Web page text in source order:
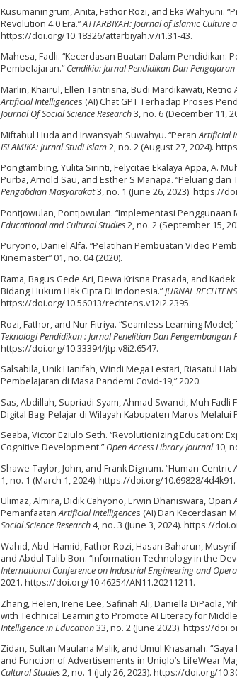
Kusumaningrum, Anita, Fathor Rozi, and Eka Wahyuni.
Revolution 4.0 Era.”ATTARBIYAH: Journal of Islamic Culture
https://doi.org/10.18326/attarbiyah.v7i1.31-43.
Mahesa, Fadli. “Kecerdasan Buatan Dalam Pendidikan:
Pembelajaran.”Cendikia: Jurnal Pendidikan Dan Pengajaran
Marlin, Khairul, Ellen Tantrisna, Budi Mardikawati,
Artificial Intelligences (AI) Chat GPT Terhadap Proses
Journal Of Social Science Research3, no. 6 (December 11,
Miftahul Huda and Irwansyah Suwahyu. “PeranArtificial
ISLAMIKA: Jurnal Studi Islam2, no. 2 (August 27, 2024).
Pongtambing, Yulita Sirinti, Felycitae Ekalaya Appa, A.
Purba, Arnold Sau, and Esther S Manapa. “Peluang
Pengabdian Masyarakat3, no. 1 (June 26, 2023). https://
Pontjowulan, Pontjowulan. “Implementasi Penggunaan
Educational and Cultural Studies2, no. 2 (September 15,
Puryono, Daniel Alfa. “Pelatihan Pembuatan Video
Kinemaster” 01, no. 04 (2020).
Rama, Bagus Gede Ari, Dewa Krisna Prasada, and
Bidang Hukum Hak Cipta Di Indonesia.”JURNAL RECHTENS
https://doi.org/10.56013/rechtens.v12i2.2395.
Rozi, Fathor, and Nur Fitriya. “Seamless Learning
Teknologi Pendidikan : Jurnal Penelitian Dan Pengembangan
https://doi.org/10.33394/jtp.v8i2.6547.
Salsabila, Unik Hanifah, Windi Mega Lestari, Riasatul
Pembelajaran di Masa Pandemi Covid-19,” 2020.
Sas, Abdillah, Supriadi Syam, Ahmad Swandi, Muh
Digital Bagi Pelajar di Wilayah Kabupaten Maros Melalui
Seaba, Victor Eziulo Seth. “Revolutionizing Education:
Cognitive Development.”Open Access Library Journal10,
Shawe-Taylor, John, and Frank Dignum. “Human-Centric
1, no. 1 (March 1, 2024). https://doi.org/10.69828/4d4k91.
Ulimaz, Almira, Didik Cahyono, Erwin Dhaniswara,
PemanfaatanArtificial Intelligences (AI) Dan Kecerdasan
Social Science Research4, no. 3 (June 3, 2024). https://
Wahid, Abd. Hamid, Fathor Rozi, Hasan Baharun,
and Abdul Talib Bon. “Information Technology in the
International Conference on Industrial Engineering and
2021. https://doi.org/10.46254/AN11.20211211.
Zhang, Helen, Irene Lee, Safinah Ali, Daniella DiPaola,
with Technical Learning to Promote AI Literacy for
Intelligence in Education33, no. 2 (June 2023). https://
Zidan, Sultan Maulana Malik, and Umul Khasanah.
and Function of Advertisements in Uniqlo’s LifeWear
Cultural Studies2, no. 1 (July 26, 2023). https://doi.org/